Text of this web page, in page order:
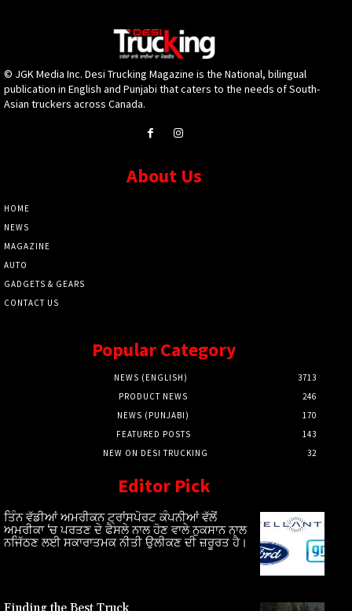
© JGK Media Inc. Desi Trucking Magazine is the National, bilingual
publication in English and Punjabi that caters to the needs of South-
Asian truckers across Canada.
About Us
HOME
NEWS
MAGAZINE
AUTO
GADGETS & GEARS
CONTACT US
Popular Category
NEWS (ENGLISH)
3713
PRODUCT NEWS
246
NEWS (PUNJABI)
170
FEATURED POSTS
143
NEW ON DESI TRUCKING
32
Editor Pick
ਤਿੰਨ ਵੱਡੀਆਂ ਅਮਰੀਕਨ ਟ੍ਰਾਂਸਪੋਰਟ ਕੰਪਨੀਆਂ ਵੱਲੋਂ
ਅਮਰੀਕਾ ‘ਚ ਪਰਤਣ ਦੇ ਫੈਸਲੇ ਨਾਲ ਹੋਣ ਵਾਲੇ ਨੁਕਸਾਨ ਨਾਲ
ਨਜਿੱਠਣ ਲਈ ਸਕਾਰਾਤਮਕ ਨੀਤੀ ਉਲੀਕਣ ਦੀ ਜ਼ਰੂਰਤ ਹੈ।